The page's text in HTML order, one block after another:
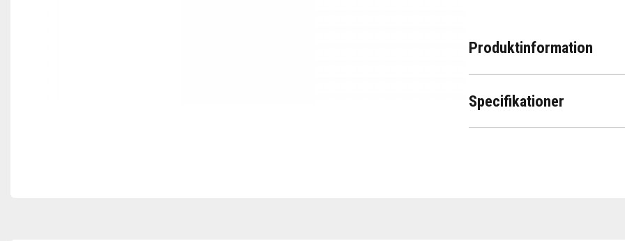
Produktinformation
Specifikationer